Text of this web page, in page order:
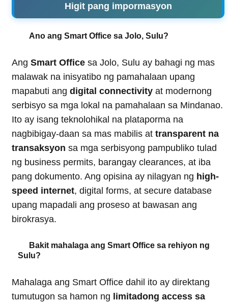
Higit pang impormasyon
Ano ang Smart Office sa Jolo, Sulu?
Ang Smart Office sa Jolo, Sulu ay bahagi ng mas
malawak na inisyatibo ng pamahalaan upang
mapabuti ang digital connectivity at modernong
serbisyo sa mga lokal na pamahalaan sa Mindanao.
Ito ay isang teknolohikal na plataporma na
nagbibigay-daan sa mas mabilis at transparent na
transaksyon sa mga serbisyong pampubliko tulad
ng business permits, barangay clearances, at iba
pang dokumento. Ang opisina ay nilagyan ng high-
speed internet, digital forms, at secure database
upang mapadali ang proseso at bawasan ang
birokrasya.
Bakit mahalaga ang Smart Office sa rehiyon ng
Sulu?
Mahalaga ang Smart Office dahil ito ay direktang
tumutugon sa hamon ng limitadong access sa